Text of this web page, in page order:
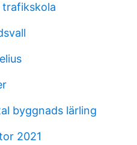
byggnads lärling
2021